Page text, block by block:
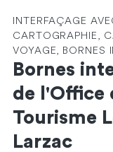
INTERFAÇAGE
CARTOGRAPHIE,
VOYAGE, BORNES
Bornes
de l'Office
Tourisme
Larzac